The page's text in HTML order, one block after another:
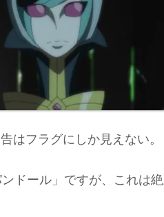
はフラグにしか見えない。
ドール」ですが、これは